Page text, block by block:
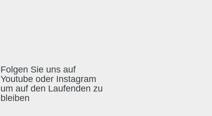
Folgen Sie uns auf
Youtube oder Instagram
um auf den Laufenden zu
bleiben